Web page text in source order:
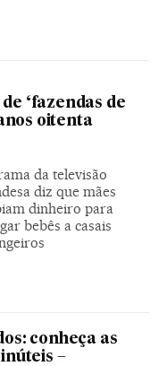
‘fazendas de
oitenta
da televisão
diz que mães
dinheiro para
bebês a casais
conheça as
–